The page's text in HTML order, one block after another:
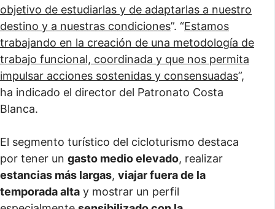
objetivo de estudiarlas y de adaptarlas a nuestro
destino y a nuestras condiciones”. “Estamos
trabajando en la creación de una metodología de
trabajo funcional, coordinada y que nos permita
impulsar acciones sostenidas y consensuadas”,
ha indicado el director del Patronato Costa
Blanca.
El segmento turístico del cicloturismo destaca
por tener un gasto medio elevado, realizar
estancias más largas, viajar fuera de la
temporada alta y mostrar un perfil